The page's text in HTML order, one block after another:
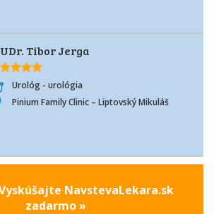
Tibor Jerga
Urológ - urológia
Pinium Family Clinic – Liptovský Mikuláš
NavstevaLekara.sk
zadarmo »